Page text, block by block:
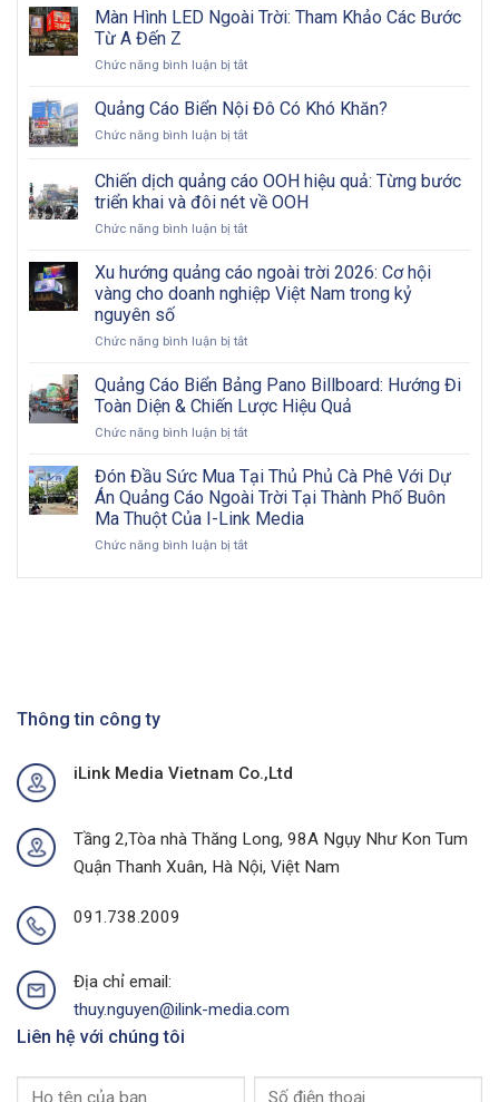
cáo
màn
LED
máy
Màn Hình LED Ngoài Trời: Tham Khảo Các Bước
Từ A Đến Z
Chức năng bình luận bị tắtở
Hình
Ngoài
Tham
Khảo
Bước
A
Đến
Quảng Cáo Biển Nội Đô Có Khó Khăn?
Chức năng bình luận bị tắtở
Cáo
Biển
Nội
Đô
Khó
Khăn?
Chiến dịch quảng cáo OOH hiệu quả: Từng bước
triển khai và đôi nét về OOH
Chức năng bình luận bị tắtở
dịch
quảng
cáo
hiệu
Từng
bước
triển
khai
đôi
nét
về
Xu hướng quảng cáo ngoài trời 2026: Cơ hội
vàng cho doanh nghiệp Việt Nam trong kỷ
nguyên số
Chức năng bình luận bị tắtở
hướng
quảng
cáo
ngoài
2026:
Cơ
hội
cho
Quảng Cáo Biển Bảng Pano Billboard: Hướng Đi
Toàn Diện & Chiến Lược Hiệu Quả
Chức năng bình luận bị tắtở
Cáo
Biển
Bảng
Pano
Billboard:
Đón Đầu Sức Mua Tại Thủ Phủ Cà Phê Với Dự
Án Quảng Cáo Ngoài Trời Tại Thành Phố Buôn
Ma Thuột Của I-Link Media
Chức năng bình luận bị tắtở
Đầu
Án
Trời
Tại
Link
Thông tin công ty
iLink Media Vietnam Co.,Ltd
Tầng 2,Tòa nhà Thăng Long, 98A Ngụy Như Kon Tum
Quận Thanh Xuân, Hà Nội, Việt Nam
091.738.2009
Địa chỉ email:
thuy.nguyen@ilink-media.com
Liên hệ với chúng tôi